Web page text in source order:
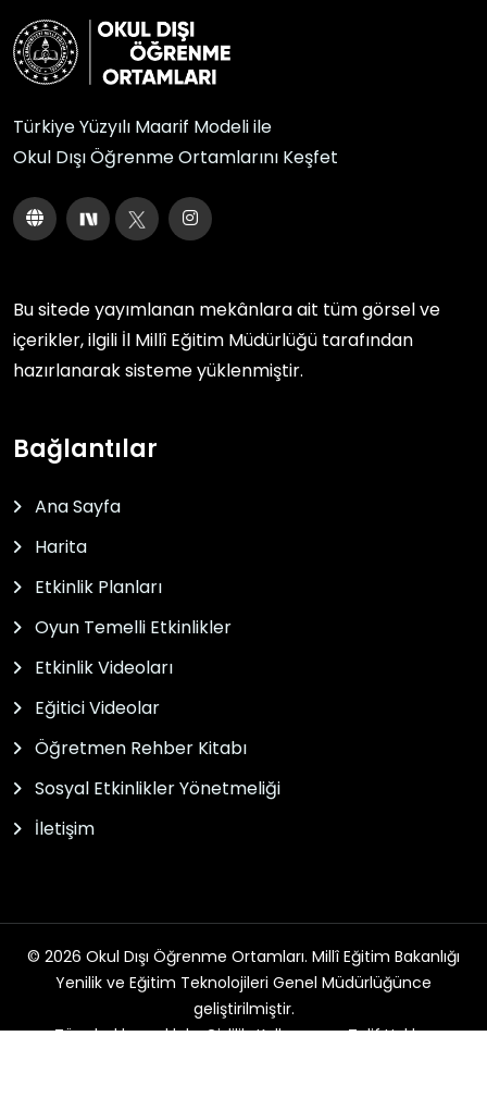
Türkiye Yüzyılı Maarif Modeli ile
Okul Dışı Öğrenme Ortamlarını Keşfet
Bu sitede yayımlanan mekânlara ait tüm görsel ve
içerikler, ilgili İl Millî Eğitim Müdürlüğü tarafından
hazırlanarak sisteme yüklenmiştir.
Bağlantılar
Ana Sayfa
Harita
Etkinlik Planları
Oyun Temelli Etkinlikler
Etkinlik Videoları
Eğitici Videolar
Öğretmen Rehber Kitabı
Sosyal Etkinlikler Yönetmeliği
İletişim
© 2026 Okul Dışı Öğrenme Ortamları. Millî Eğitim Bakanlığı
Yenilik ve Eğitim Teknolojileri Genel Müdürlüğünce
geliştirilmiştir.
Tüm hakları saklıdır. Gizlilik, Kullanım ve Telif Hakları